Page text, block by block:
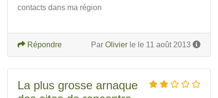
contacts dans ma région
Par Olivier le le 11 août 2013
Répondre
La plus grosse arnaque